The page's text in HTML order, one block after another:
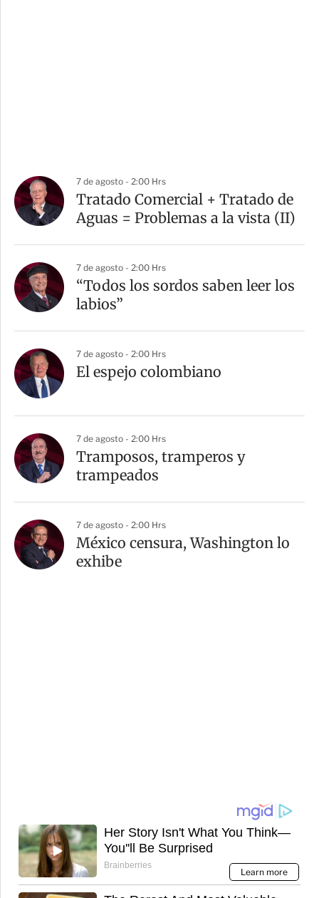
7 de agosto - 2:00 Hrs
Tratado Comercial + Tratado de
Aguas = Problemas a la vista (II)
7 de agosto - 2:00 Hrs
“Todos los sordos saben leer los
labios”
7 de agosto - 2:00 Hrs
El espejo colombiano
7 de agosto - 2:00 Hrs
Tramposos, tramperos y
trampeados
7 de agosto - 2:00 Hrs
México censura, Washington lo
exhibe